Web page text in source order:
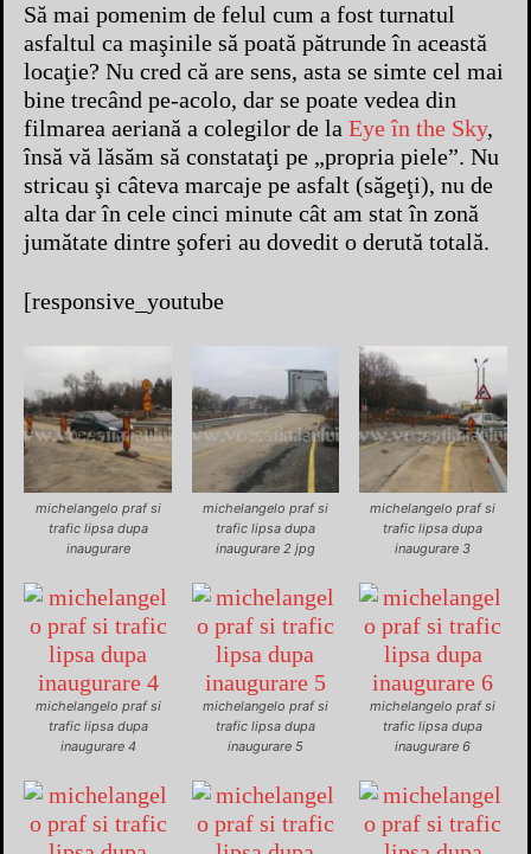
Să mai pomenim de felul cum a fost turnatul
asfaltul ca maşinile să poată pătrunde în această
locaţie? Nu cred că are sens, asta se simte cel mai
bine trecând pe-acolo, dar se poate vedea din
filmarea aeriană a colegilor de la Eye în the Sky,
însă vă lăsăm să constataţi pe „propria piele”. Nu
stricau şi câteva marcaje pe asfalt (săgeţi), nu de
alta dar în cele cinci minute cât am stat în zonă
jumătate dintre şoferi au dovedit o derută totală.
[responsive_youtube
michelangelo praf si
trafic lipsa dupa
inaugurare
michelangelo praf si
trafic lipsa dupa
inaugurare 2 jpg
michelangelo praf si
trafic lipsa dupa
inaugurare 3
michelangelo praf si
trafic lipsa dupa
inaugurare 4
michelangelo praf si
trafic lipsa dupa
inaugurare 5
michelangelo praf si
trafic lipsa dupa
inaugurare 6